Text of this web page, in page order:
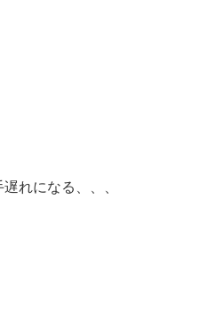
れになる、、、